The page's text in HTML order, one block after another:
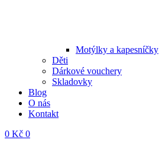
Motýlky a kapesníčky
Děti
Dárkové vouchery
Skladovky
Blog
O nás
Kontakt
0 Kč 0